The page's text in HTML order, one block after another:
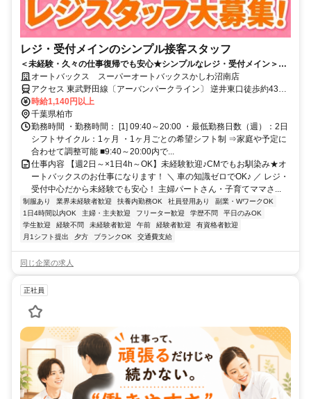
レジ・受付メインのシンプル接客スタッフ
＜未経験・久々の仕事復帰でも安心★シンプルなレジ・受付メイン＞車
の知識ゼロでOK！主婦パートさん・子育てママさん活躍中！急なお休み
相談にも柔軟対応◎週2日～×1日4h～の時短勤務OK♪家の近くで無理な
く働ける♪
オートバックス スーパーオートバックスかしわ沼南店
アクセス 東武野田線〔アーバンパークライン〕 逆井東口徒歩約43
分、東武野田線〔アーバンパークライン〕 高柳西口徒歩約43分、東
武野田線〔アーバンパークライン〕 増尾東口徒歩約48分
時給1,140円以上
千葉県柏市
勤務時間 ・勤務時間： [1] 09:40～20:00 ・最低勤務日数（週）：2日
シフトサイクル：1ヶ月 ・1ヶ月ごとの希望シフト制 ⇒家庭や予定に
合わせて調整可能 ■9:40～20:00内で...
仕事内容 【週2日～×1日4h～OK】未経験歓迎♪CMでもお馴染み★オ
ートバックスのお仕事になります！ ＼ 車の知識ゼロでOK♪ ／ レジ・
受付中心だから未経験でも安心！ 主婦パートさん・子育てママさ...
制服あり 業界未経験者歓迎 扶養内勤務OK 社員登用あり
副業・WワークOK
1日4時間以内OK
主婦・主夫歓迎 フリーター歓迎 学歴不問
平日のみOK
学生歓迎
経験不問 未経験者歓迎 午前 経験者歓迎
有資格者歓迎
月1シフト提出
夕方 ブランクOK 交通費支給
同じ企業の求人
正社員